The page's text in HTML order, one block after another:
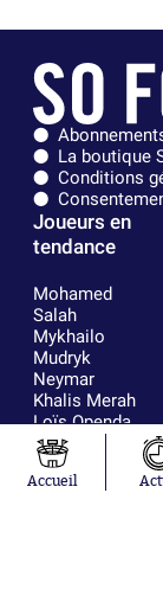
La boutique
Conditions
Joueurs en
tendance
Mohamed
Salah
Mykhailo
Mudryk
Neymar
Khalis Merah
Loïs Openda
Moussa
Niakhaté
Nicolás
Accueil